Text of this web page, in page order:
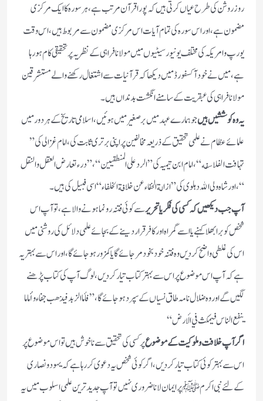
روز روشن كى طرح عياں كرتى ہيں كہ پورا قرآن مرتب ہے، ہر سوره كا ايك مركزى
مضمون ہے، اور اس سوره كى تمام آيات اس مركزى مضمون سے مربوط ہيں، اس وقت
يورپ و امريكہ كى مختلف يونيورسيٹيوں ميں مولانا فراہى كے نظريہ پر تحقیقی كام ہو رہا
ہے، ميں نے خود آكسفورڈ ميں ديكها كہ قرآنيات سے اشتغال ركهنے والے مستشرقین
مولانا فراہى كى عبقريت كے سامنے انگشت بدنداں ہيں۔
يہ وه كوششيں ہيںجو ہمارے عہد ميں بر صغير ميں ہوئيں، اسلامى تاريخ كے ہر دور ميں
علمائے عظام نے علمى تحقیق كے ذريعہ مخالفين پر اپنى برترى ثابت كى، امام غزالى كى ”
تہافت الفلاسفه “ ، امام ابن تیمیہ كى ” الرد على المنطقيين “ ، ” درء تعارض العقل والنقل
“ ، اور شاه ولى الله دہلوى كى ” ازالة الخفاء عن خلافة الخلفاء “ اسى فبیل كى ہيں۔
آپ جب دیکھیں كہ كسى كى فكر يا تحريرسے كوئى فتنہ رو نما ہونے والا ہے، تو آپ اس
شخص كو برا بهلا كہنے يا اسے گمراه اور كافر قرار دينے كے بجائے علمى دلائل كى روشنى ميں
اس كى غلطى واضح كرديں وه فتنہ خود بخود مر جائے گا يا كمزور ہو جائے گا، اور اس سے بہتر يہ
ہے كہ آپ اس موضوع پر اس سے بہتر كتاب تيار كرديں، لوگ آپ كى كتاب پڑهنے
لگیں گے اور وه ضلال نامہ طاق نسياں كے سپرد ہوجائے گا ، ” فأما الزبد فيذهب جفاء وأما ما
ينفع الناس فيمكث في الأرض “
اگر آپ خلافت و ملوكيت كے موضوعپر كسى كى تحقیق سے ناخوش ہيں تو اس موضوع پر
اس سے بہتر كوئى كتاب تيار كرديں، اگر كوئى شخص یہ دعوى كر رہا ہے كہ يہود و نصارى
كے لئے نبى اكرم ﷺ پر ايمان لانا ضرورى نہيں تو آپ جديد ترين علمى اسلوب ميں یہ